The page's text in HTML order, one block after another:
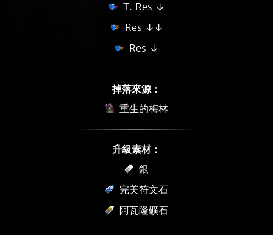
T. Res ↓
Res ↓↓
Res ↓
掉落來源：
重生的梅林
升級素材：
銀
完美符文石
阿瓦隆礦石